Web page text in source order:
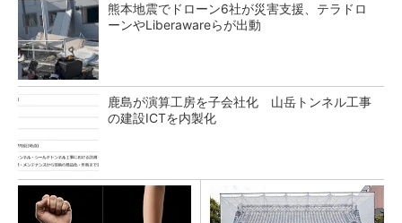
熊本地震でドローン6社が災害支援、テラドロ
ーンやLiberawareらが出動
鹿島が演算工房を子会社化 山岳トンネル工事
の建設ICTを内製化